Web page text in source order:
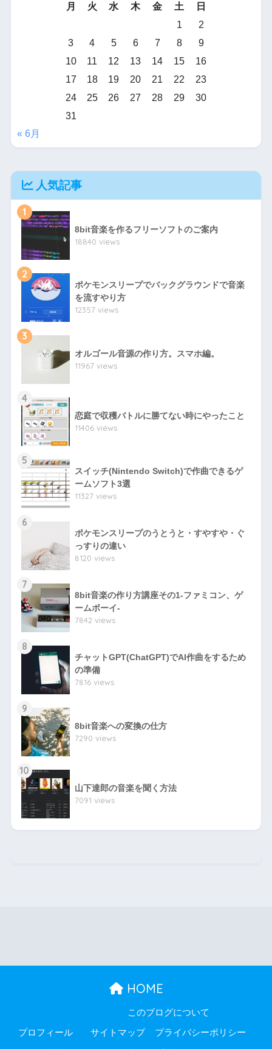
月
火 水 木 金 土
日
1
2
3
4 5 6 7 8
9
10
11 12 13 14 15
16
17
18 19 20 21 22
23
24
25 26 27 28 29
30
31
« 6月
人気記事
1
8bit音楽を作るフリーソフトのご案内
18840 views
2
ポケモンスリープでバックグラウンドで音楽
を流すやり方
12357 views
3
オルゴール音源の作り方。スマホ編。
11967 views
4
恋庭で収穫バトルに勝てない時にやったこと
11406 views
5
スイッチ(Nintendo Switch)で作曲できるゲ
ームソフト3選
11327 views
6
ポケモンスリープのうとうと・すやすや・ぐ
っすりの違い
8120 views
7
8bit音楽の作り方講座その1-ファミコン、ゲ
ームボーイ-
7842 views
8
チャットGPT(ChatGPT)でAI作曲をするため
の準備
7816 views
9
8bit音楽への変換の仕方
7290 views
10
山下達郎の音楽を聞く方法
7091 views
HOME
プロフィール
このブログについて
サイトマップ プライバシーポリシー